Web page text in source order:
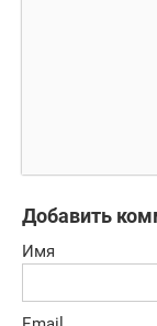
Добавить
Имя